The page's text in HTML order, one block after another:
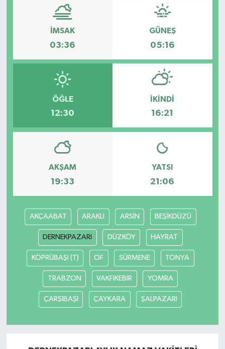
İMSAK
03:36
GÜNEŞ
05:16
ÖĞLE
12:30
İKINDI
16:21
AKŞAM
19:33
YATSI
21:06
AKÇAABAT ARAKLI ARSİN BEŞİKDÜZÜ
DERNEKPAZARI DÜZKÖY HAYRAT
KÖPRÜBAŞI (T) OF SÜRMENE TONYA
TRABZON VAKFIKEBİR YOMRA
ÇARŞIBAŞI ÇAYKARA ŞALPAZARI
İLETİŞİM